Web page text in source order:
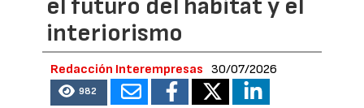
el futuro del hábitat y el
interiorismo
Redacción Interempresas 30/07/2026
982